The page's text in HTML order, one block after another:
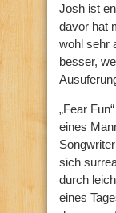
Josh ist
davor hat
wohl sehr
besser,
„Fear
eines
sich
durch
eines